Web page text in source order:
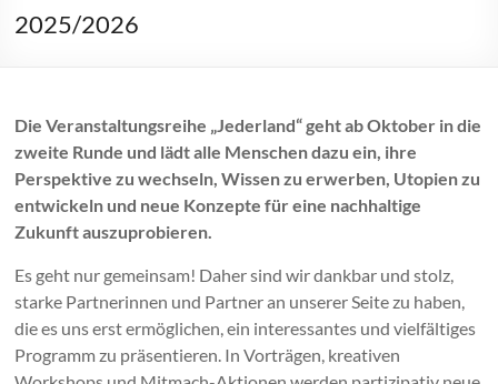
2025/2026
Die Veranstaltungsreihe „Jederland“ geht ab Oktober in die
zweite Runde und lädt alle Menschen dazu ein, ihre
Perspektive zu wechseln, Wissen zu erwerben, Utopien zu
entwickeln und neue Konzepte für eine nachhaltige
Zukunft auszuprobieren.
Es geht nur gemeinsam! Daher sind wir dankbar und stolz,
starke Partnerinnen und Partner an unserer Seite zu haben,
die es uns erst ermöglichen, ein interessantes und vielfältiges
Programm zu präsentieren. In Vorträgen, kreativen